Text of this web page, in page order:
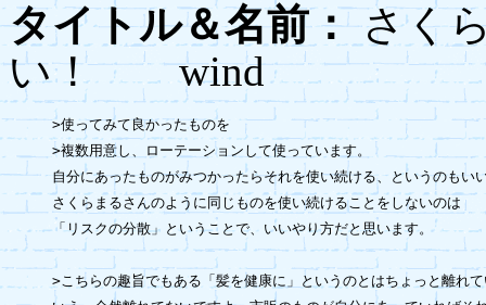
タイトル＆名前：さく
い！ wind
>使ってみて良かったものを
>複数用意し、ローテーションして使っています。
自分にあったものがみつかったらそれを使い続ける、というのもい
さくらまるさんのように同じものを使い続けることをしないのは
「リスクの分散」ということで、いいやり方だと思います。
>こちらの趣旨でもある「髪を健康に」というのとはちょっと離れ